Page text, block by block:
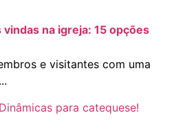
vindas na igreja: 15 opções
e visitantes com uma